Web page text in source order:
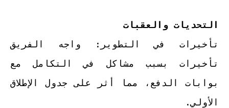
التحديات والعقبات
تأخيرات في التطوير: واجه الفريق
تأخيرات بسبب مشاكل في التكامل مع
بوابات الدفع، مما أثر على جدول الإطلاق
الأولي.